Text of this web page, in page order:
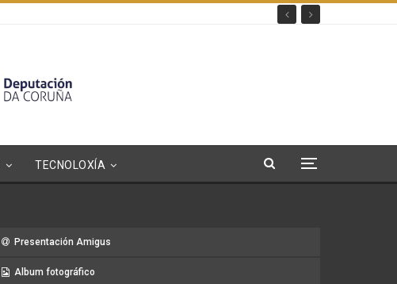
TECNOLOXÍA
Presentación Amigus
Album fotográfico